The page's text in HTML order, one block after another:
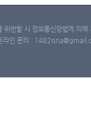
반할 시 정보통신망법에 의
라인 문의 :